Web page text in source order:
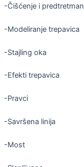
-Čišćenje i predtretman
-Modeliranje trepavica
-Stajling oka
-Efekti trepavica
-Pravci
-Savršena linija
-Most